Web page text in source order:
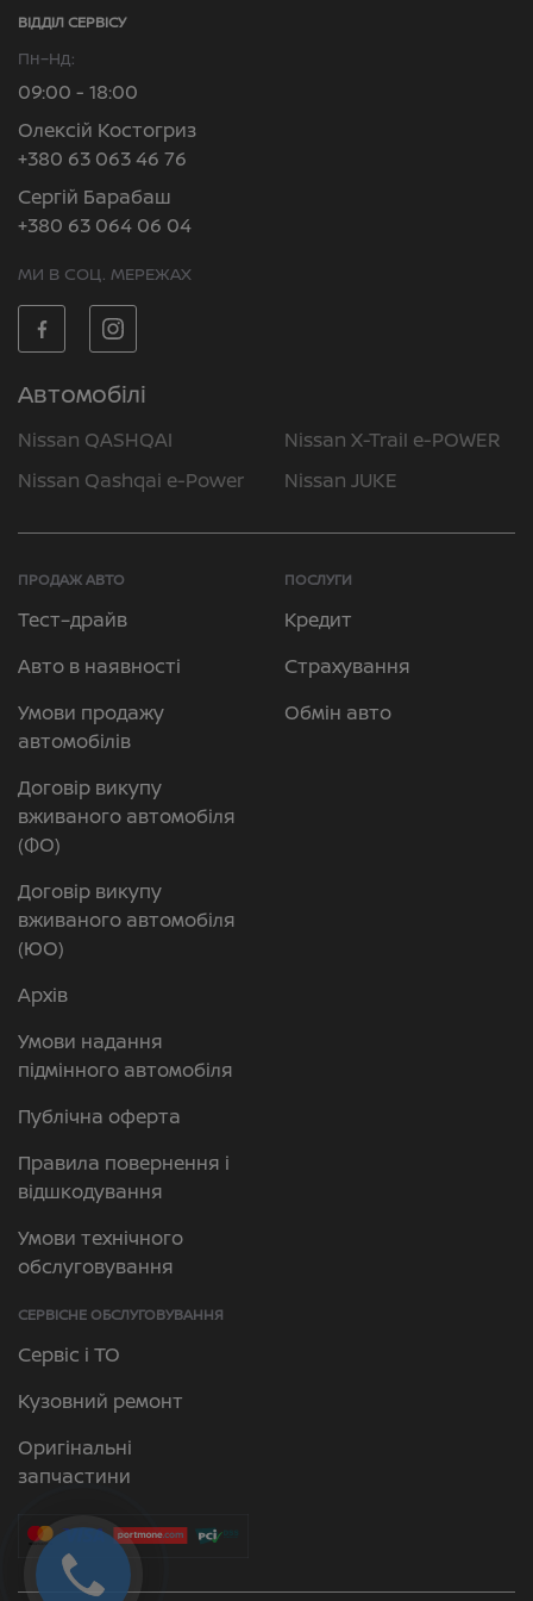
ВІДДІЛ CЕРВІСУ
Пн–Нд:
09:00 - 18:00
Олексій Костогриз
+380 63 063 46 76
Сергій Барабаш
+380 63 064 06 04
МИ В СОЦ. МЕРЕЖАХ
Автомобілі
Nissan QASHQAI
Nissan X-Trail e-POWER
Nissan Qashqai e-Power
Nissan JUKE
ПРОДАЖ АВТО
Тест–драйв
Авто в наявності
Умови продажу
автомобілів
Договір викупу
вживаного автомобіля
(ФО)
Договір викупу
вживаного автомобіля
(ЮО)
Архів
Умови надання
підмінного автомобіля
Публічна оферта
Правила повернення і
відшкодування
Умови технічного
обслуговування
ПОСЛУГИ
Кредит
Страхування
Обмін авто
СЕРВІСНЕ ОБСЛУГОВУВАННЯ
Сервіс і ТО
Кузовний ремонт
Оригінальні
запчастини